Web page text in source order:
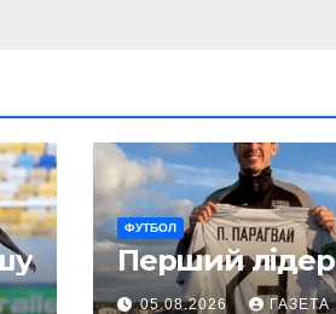
ФУТБОЛ
Перший лідер
05.08.2026 ГАЗЕТА